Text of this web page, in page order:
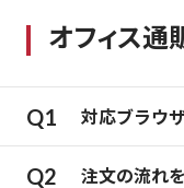
オフィス通
対応ブラウ
注文の流れ